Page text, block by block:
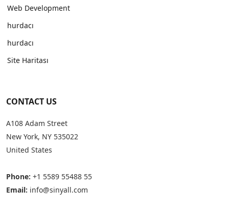
Web Development
hurdacı
hurdacı
Site Haritası
CONTACT US
A108 Adam Street
New York, NY 535022
United States
Phone: +1 5589 55488 55
Email: info@sinyall.com